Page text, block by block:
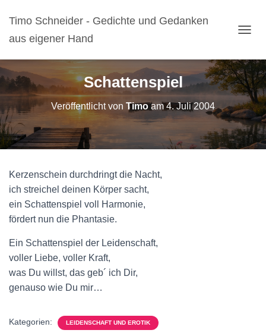
Timo Schneider - Gedichte und Gedanken
aus eigener Hand
V
I
G
A
T
I
O
N
U
Schattenspiel
Veröffentlicht von Timoam4. Juli 2004
Kerzenschein durchdringt die Nacht,
ich streichel deinen Körper sacht,
ein Schattenspiel voll Harmonie,
fördert nun die Phantasie.
Ein Schattenspiel der Leidenschaft,
voller Liebe, voller Kraft,
was Du willst, das geb´ ich Dir,
genauso wie Du mir…
Kategorien: LEIDENSCHAFT UND EROTIK